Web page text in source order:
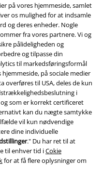
på vores hjemmeside, samlet
os mulighed for at indsamle
og deres enheder. Nogle
fra vores partnere. Vi og
pålideligheden og
og tilpasse din
til markedsføringsformål
på sociale medier
overføres til USA, deles de kun
i
som er korrekt certificeret
kan du nægte samtykke
vil kun nødvendige
dine individuelle
." Du har ret til at
til enhver tid iCokie
for at få flere oplysninger om
få glæde af alle forbedringerne
Company